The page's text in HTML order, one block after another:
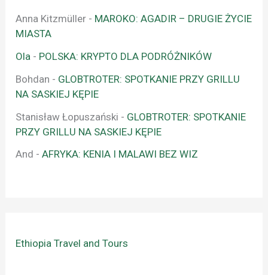
Anna Kitzmüller - MAROKO: AGADIR – DRUGIE ŻYCIE
MIASTA
Ola - POLSKA: KRYPTO DLA PODRÓŻNIKÓW
Bohdan - GLOBTROTER: SPOTKANIE PRZY GRILLU
NA SASKIEJ KĘPIE
Stanisław Łopuszański - GLOBTROTER: SPOTKANIE
PRZY GRILLU NA SASKIEJ KĘPIE
And -AFRYKA: KENIA I MALAWI BEZ WIZ
Ethiopia Travel and Tours